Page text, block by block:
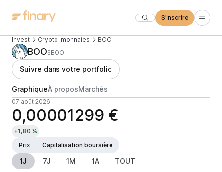
S'inscrire
Invest Crypto-monnaies BOO
BOO$BOO
Suivre dans votre portfolio
GraphiqueÀ proposMarchés
07 août 2026
0,00001299 €
+1,80 %
Prix
Capitalisation boursière
1J 7J 1M 1A TOUT